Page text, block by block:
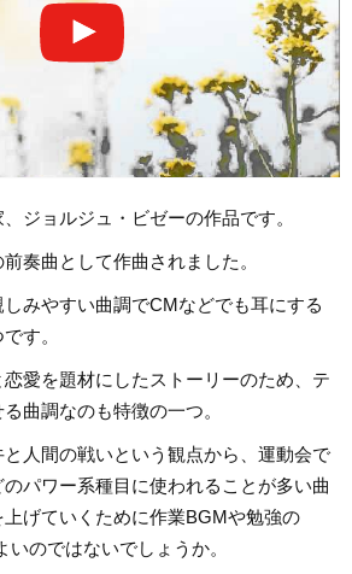
ジョルジュ・ビゼーの作品です。
奏曲として作曲されました。
みやすい曲調でCMなどでも耳にする
す。
愛を題材にしたストーリーのため、テ
曲調なのも特徴の一つ。
人間の戦いという観点から、運動会で
パワー系種目に使われることが多い曲
げていくために作業BGMや勉強の
のではないでしょうか。